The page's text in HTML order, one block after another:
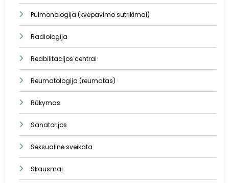
Pulmonologija (kvėpavimo sutrikimai)
Radiologija
Reabilitacijos centrai
Reumatologija (reumatas)
Rūkymas
Sanatorijos
Seksualinė sveikata
Skausmai